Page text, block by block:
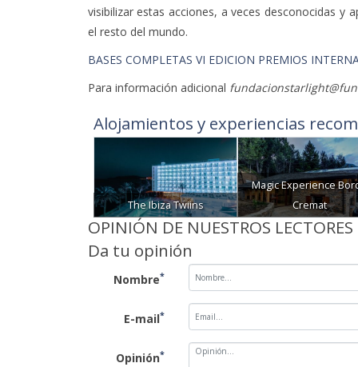
visibilizar estas acciones, a veces desconocidas y
el resto del mundo.
BASES COMPLETAS VI EDICION PREMIOS
Para información adicional
Alojamientos y experiencias
The Ibiza Twiins
Magic Experience
Cremat
OPINIÓN DE NUESTROS LECTORES
Da tu opinión
Nombre*
E-mail*
Opinión*